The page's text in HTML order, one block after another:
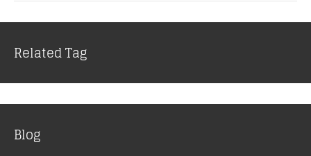
Related Tag
Blog